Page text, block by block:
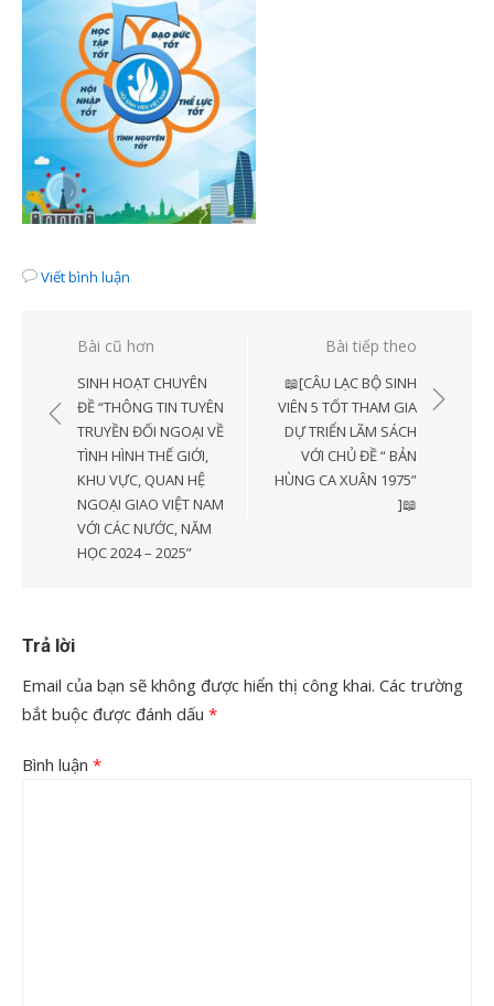
Viết bình luận
Điều
hướng
bài
viết
Bài cũ hơn
SINH HOẠT CHUYÊN
ĐỀ “THÔNG TIN TUYÊN
TRUYỀN ĐỐI NGOẠI VỀ
TÌNH HÌNH THẾ GIỚI,
KHU VỰC, QUAN HỆ
NGOẠI GIAO VIỆT NAM
VỚI CÁC NƯỚC, NĂM
HỌC 2024 – 2025”
Bài tiếp theo
📖[CÂU LẠC BỘ SINH
VIÊN 5 TỐT THAM GIA
DỰ TRIỂN LÃM SÁCH
VỚI CHỦ ĐỀ “ BẢN
HÙNG CA XUÂN 1975”
]📖
Trả lời
Email của bạn sẽ không được hiển thị công khai. Các trường
bắt buộc được đánh dấu *
Bình luận *